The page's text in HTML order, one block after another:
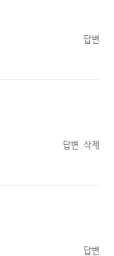
답변
답변 삭제
답변